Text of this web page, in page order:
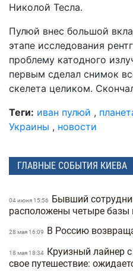
Николой Тесла.
Пулюй внес большой
этапе исследования
проблему катодного
первым сделал снимок
скелета целиком.
Теги: иван пулюй ,
Украины , новости
ГЛАВНЫЕ СОБЫТИЯ КИЕВА
04 июня 15:56
Бывший
расположены четыре базы
28 мая 16:09 В Россию
18 мая 18:34 Круизный лайнер
свое путешествие: